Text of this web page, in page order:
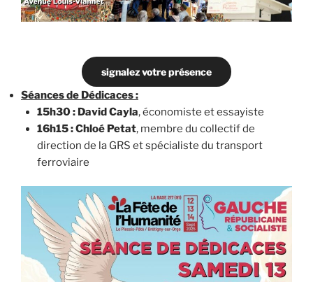
signalez votre présence
Séances de Dédicaces :
15h30 : David Cayla, économiste et essayiste
16h15 : Chloé Petat, membre du collectif de
direction de la GRS et spécialiste du transport
ferroviaire